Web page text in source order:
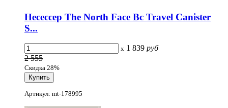
Несессер The North Face Bc Travel Canister
S...
x 1 839 руб
2 555
Скидка 28%
Артикул: mt-178995